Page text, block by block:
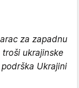
za zapadnu
ukrajinske
Ukrajini